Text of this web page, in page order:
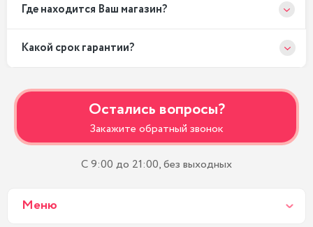
Где находится Ваш магазин?
Какой срок гарантии?
Остались вопросы?
Закажите обратный звонок
С 9:00 до 21:00, без выходных
Меню